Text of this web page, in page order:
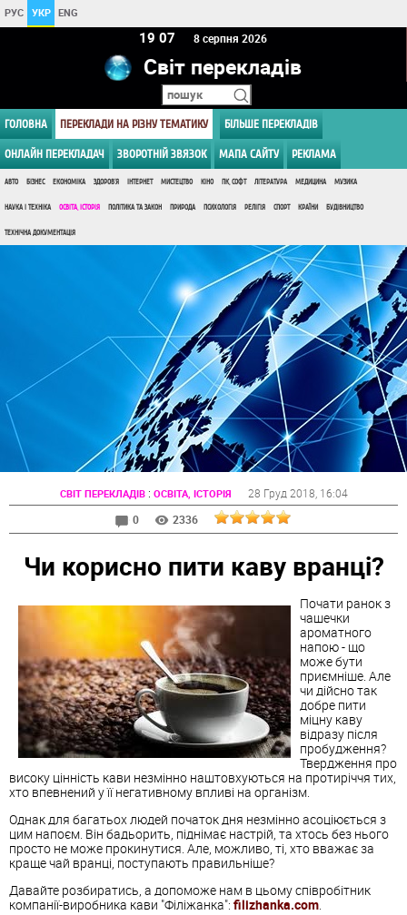
РУС УКР ENG
19:07 8 серпня 2026
Світ перекладів
ГОЛОВНА ПЕРЕКЛАДИ НА РІЗНУ ТЕМАТИКУ БІЛЬШЕ ПЕРЕКЛАДІВ
ОНЛАЙН ПЕРЕКЛАДАЧ ЗВОРОТНІЙ ЗВЯЗОК МАПА САЙТУ РЕКЛАМА
АВТО БІЗНЕС ЕКОНОМІКА ЗДОРОВ'Я ІНТЕРНЕТ МИСТЕЦТВО КІНО ПК, СОФТ ЛІТЕРАТУРА МЕДИЦИНА МУЗИКА
НАУКА І ТЕХНІКА ОСВІТА, ІСТОРІЯ ПОЛІТИКА ТА ЗАКОН ПРИРОДА ПСИХОЛОГІЯ РЕЛІГІЯ СПОРТ КРАЇНИ БУДІВНИЦТВО
ТЕХНІЧНА ДОКУМЕНТАЦІЯ
СВІТ ПЕРЕКЛАДІВ: ОСВІТА, ІСТОРІЯ 28 Груд 2018 , 16:04
0
2336
Чи корисно пити каву вранці?
Почати ранок з
чашечки
ароматного
напою - що
може бути
приємніше. Але
чи дійсно так
добре пити
міцну каву
відразу після
пробудження?
Твердження про
високу цінність кави незмінно наштовхуються на протиріччя тих,
хто впевнений у її негативному впливі на організм.
Однак для багатьох людей початок дня незмінно асоціюється з
цим напоєм. Він бадьорить, піднімає настрій, та хтось без нього
просто не може прокинутися. Але, можливо, ті, хто вважає за
краще чай вранці, поступають правильніше?
Давайте розбиратись, а допоможе нам в цьому співробітник
компанії-виробника кави "Філіжанка": filizhanka.com.